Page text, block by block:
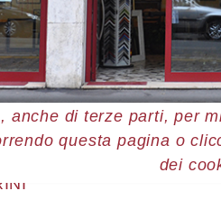
anche di terze parti, per
questa pagina o
dei
2007 Giancarlo Navarrini Note